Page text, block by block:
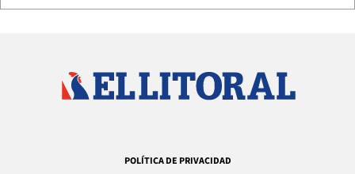
POLÍTICA DE PRIVACIDAD